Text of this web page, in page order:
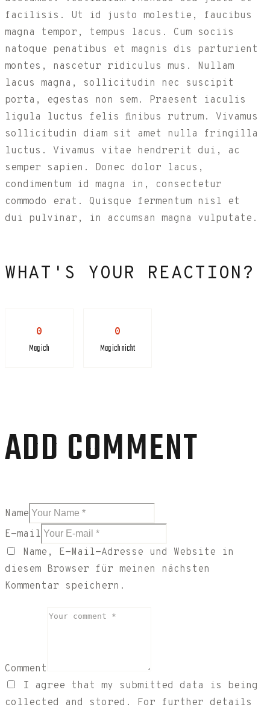
facilisis. Ut id justo molestie, faucibus
magna tempor, tempus lacus. Cum sociis
natoque penatibus et magnis dis parturient
montes, nascetur ridiculus mus. Nullam
lacus magna, sollicitudin nec suscipit
porta, egestas non sem. Praesent iaculis
ligula luctus felis finibus rutrum. Vivamus
sollicitudin diam sit amet nulla fringilla
luctus. Vivamus vitae hendrerit dui, ac
semper sapien. Donec dolor lacus,
condimentum id magna in, consectetur
commodo erat. Quisque fermentum nisl et
dui pulvinar, in accumsan magna vulputate.
WHAT'S YOUR REACTION?
0
Mag ich
0
Mag ich nicht
ADD COMMENT
Name
E-mail
Name, E-Mail-Adresse und Website in
diesem Browser für meinen nächsten
Kommentar speichern.
Comment
I agree that my submitted data is being
collected and stored. For further details